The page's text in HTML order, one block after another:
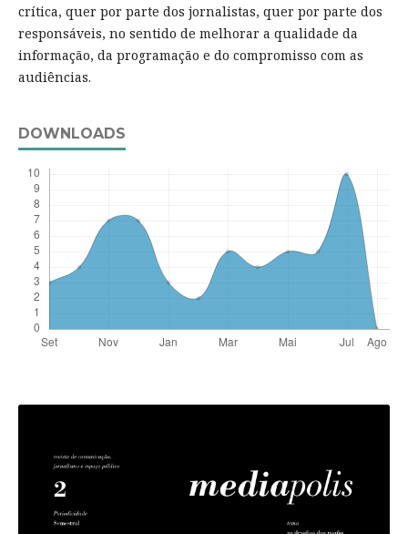
crítica, quer por parte dos jornalistas, quer por parte dos
responsáveis, no sentido de melhorar a qualidade da
informação, da programação e do compromisso com as
audiências.
DOWNLOADS